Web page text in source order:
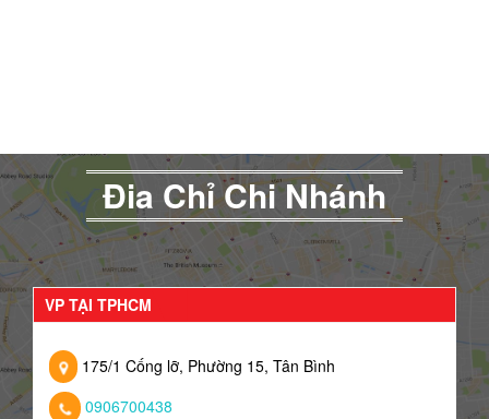
Đia Chỉ Chi Nhánh
VP TẠI TPHCM
175/1 Cống lỡ, Phường 15, Tân Bình
0906700438